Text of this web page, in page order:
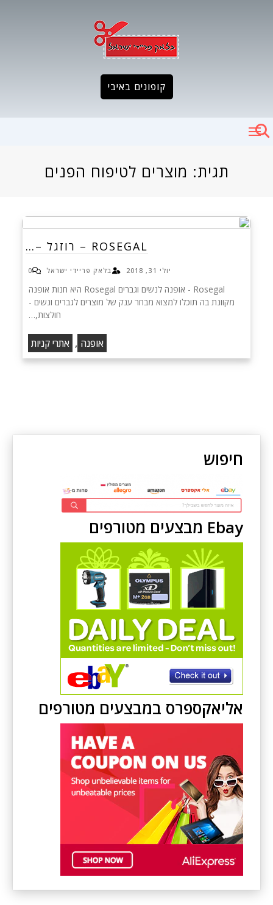
קופונים באיבי
תגית: מוצרים לטיפוח הפנים
ROSEGAL – רוזגל –…
יולי 31, 2018 בלאק פריידי ישראל 0
Rosegal - אופנה לנשים וגברים Rosegal היא חנות אופנה
מקוונת בה תוכלו למצוא מבחר ענק של מוצרים לגברים ונשים -
חולצות,…
אופנה , אתרי קניות
חיפוש
Ebay מבצעים מטורפים
אליאקספרס במבצעים מטורפים